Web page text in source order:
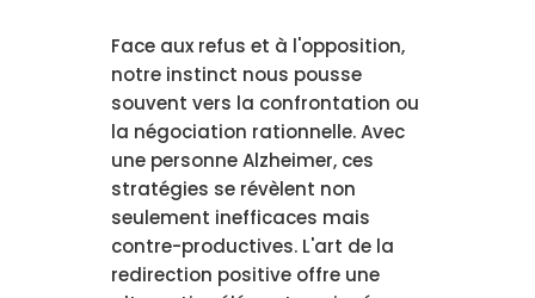
Face aux refus et à l'opposition,
notre instinct nous pousse
souvent vers la confrontation ou
la négociation rationnelle. Avec
une personne Alzheimer, ces
stratégies se révèlent non
seulement inefficaces mais
contre-productives. L'art de la
redirection positive offre une